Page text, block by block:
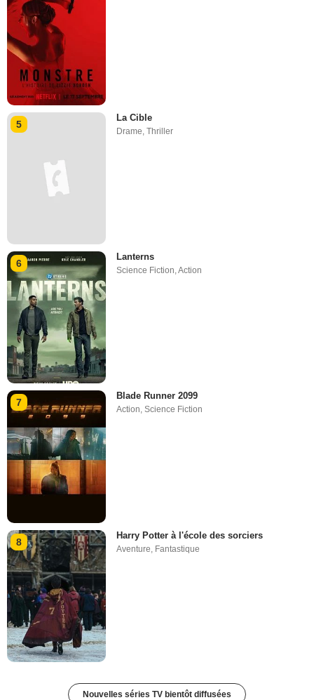
5
La Cible
Drame ,Thriller
6
Lanterns
Science Fiction,Action
7
Blade Runner 2099
Action,Science Fiction
8
Harry Potter à l'école des sorciers
Aventure Fantastique
Nouvelles séries TV bientôt diffusées